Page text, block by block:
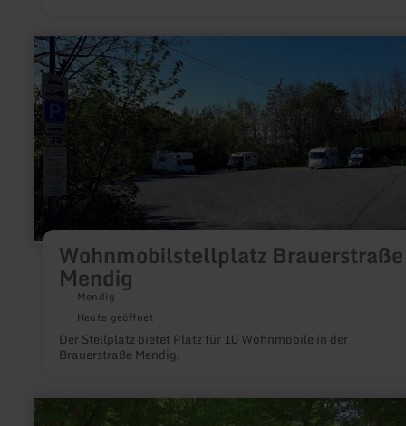
Wohnmobilstellplatz Brauerstraße
Mendig
Mendig
Heute geöffnet
Der Stellplatz bietet Platz für 10 Wohnmobile in der
Brauerstraße Mendig.
mehr
erfahren
zu:
Wohnmobilstellplatz
Brauerstraße
Mendig
mehr